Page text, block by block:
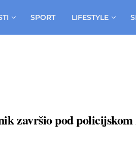
SPORT LIFESTYLE
završio pod